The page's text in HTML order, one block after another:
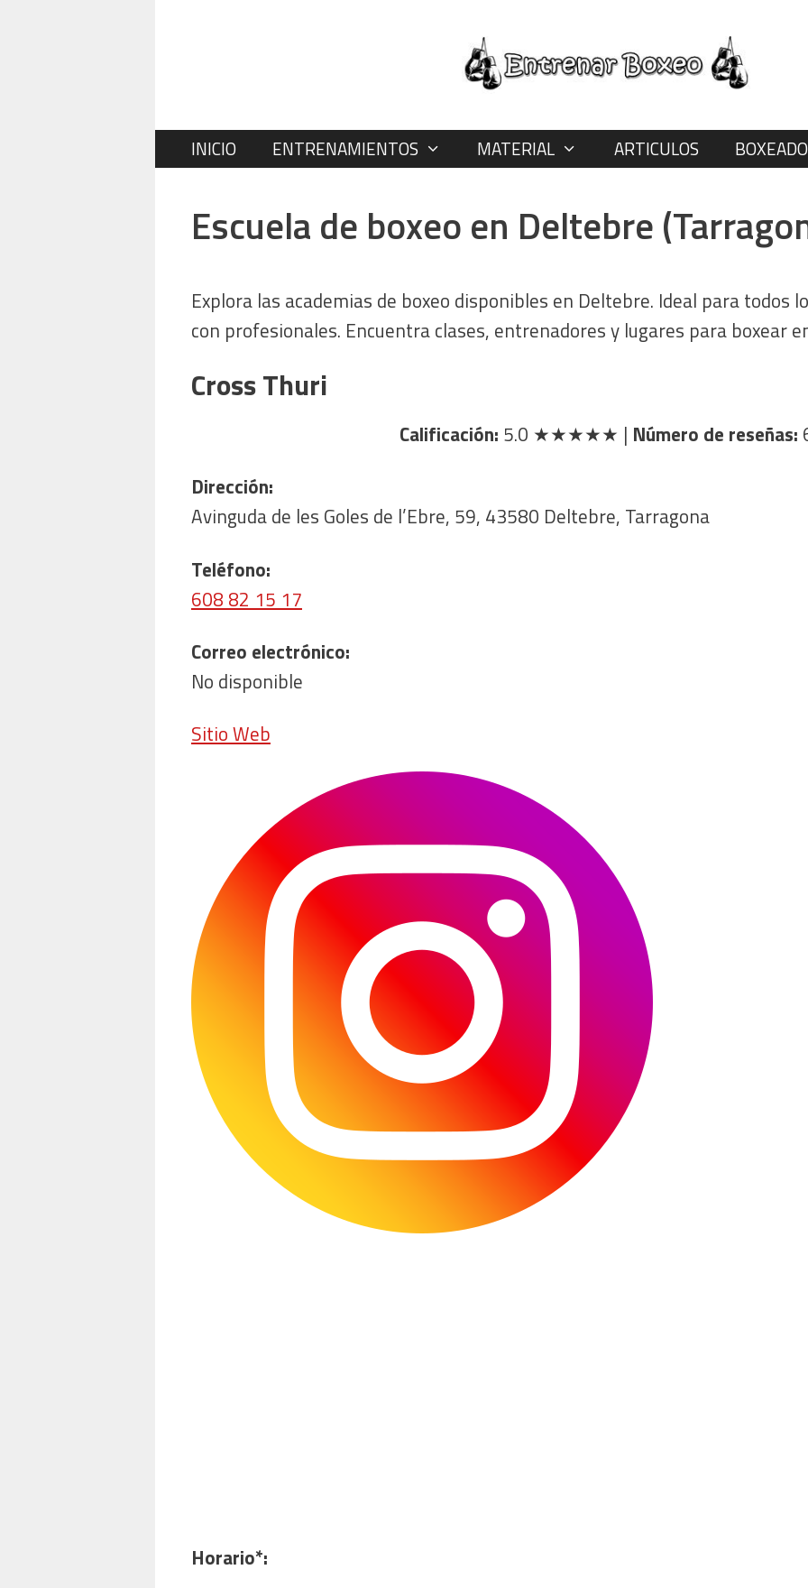
INICIO ENTRENAMIENTOS MATERIAL ARTICULOS
Escuela de boxeo en Deltebre
Explora las academias de boxeo disponibles en Deltebre. Ideal para todos
con profesionales. Encuentra clases, entrenadores y lugares para boxear
Cross Thuri
Calificación: 5.0 ★★★★★ | Número de reseñas:
Dirección:
Avinguda de les Goles de l’Ebre, 59, 43580 Deltebre, Tarragona
Teléfono:
608 82 15 17
Correo electrónico:
No disponible
Sitio Web
Horario*: